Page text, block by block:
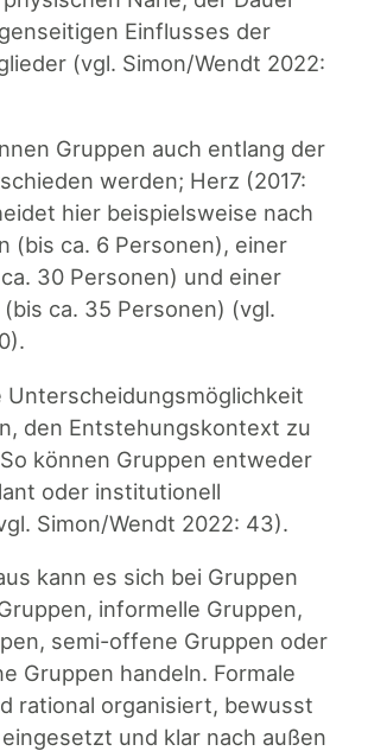
Einflusses der
(vgl. Simon/Wendt 2022:
Gruppen auch entlang der
werden; Herz (2017:
hier beispielsweise nach
(bis ca. 6 Personen), einer
30 Personen) und einer
ca. 35 Personen) (vgl.
Unterscheidungsmöglichkeit
den Entstehungskontext zu
können Gruppen entweder
oder institutionell
Simon/Wendt 2022: 43).
kann es sich bei Gruppen
informelle Gruppen,
semi-offene Gruppen oder
Gruppen handeln. Formale
rational organisiert, bewusst
und klar nach außen